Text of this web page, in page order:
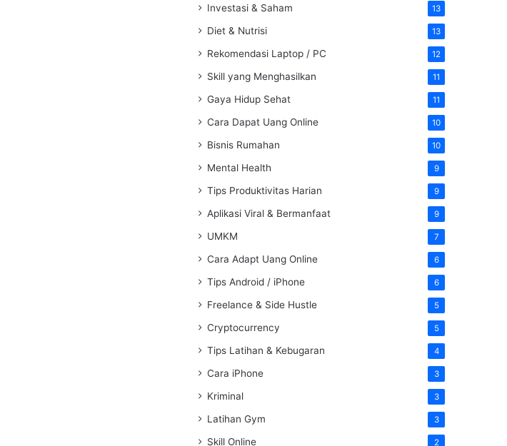
Investasi & Saham 13
Diet & Nutrisi 13
Rekomendasi Laptop / PC 12
Skill yang Menghasilkan 11
Gaya Hidup Sehat 11
Cara Dapat Uang Online 10
Bisnis Rumahan 10
Mental Health 9
Tips Produktivitas Harian 9
Aplikasi Viral & Bermanfaat 9
UMKM 7
Cara Adapt Uang Online 6
Tips Android / iPhone 6
Freelance & Side Hustle 5
Cryptocurrency 5
Tips Latihan & Kebugaran 4
Cara iPhone 3
Kriminal 3
Latihan Gym 3
Skill Online 2